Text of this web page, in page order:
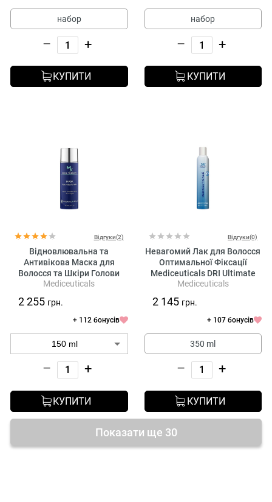
набор
– +
КУПИТИ
набор
– +
КУПИТИ
Відгуки(2)
Відновлювальна та
Антивікова Маска для
Волосся та Шкіри Голови
Mediceuticals MX Dual
Mediceuticals
2 255 грн.
+ 112 бонусів
– +
КУПИТИ
Відгуки(0)
Невагомий Лак для Волосся
Оптимальної Фіксації
Mediceuticals DRI Ultimate
Hold Hairspray
Mediceuticals
2 145 грн.
+ 107 бонусів
350 ml
– +
КУПИТИ
Показати ще 30